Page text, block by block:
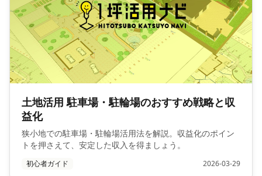
土地活用 駐車場・駐輪場のおすすめ戦略と収
益化
狭小地での駐車場・駐輪場活用法を解説。収益化のポイン
トを押さえて、安定した収入を得ましょう。
初心者ガイド 2026-03-29